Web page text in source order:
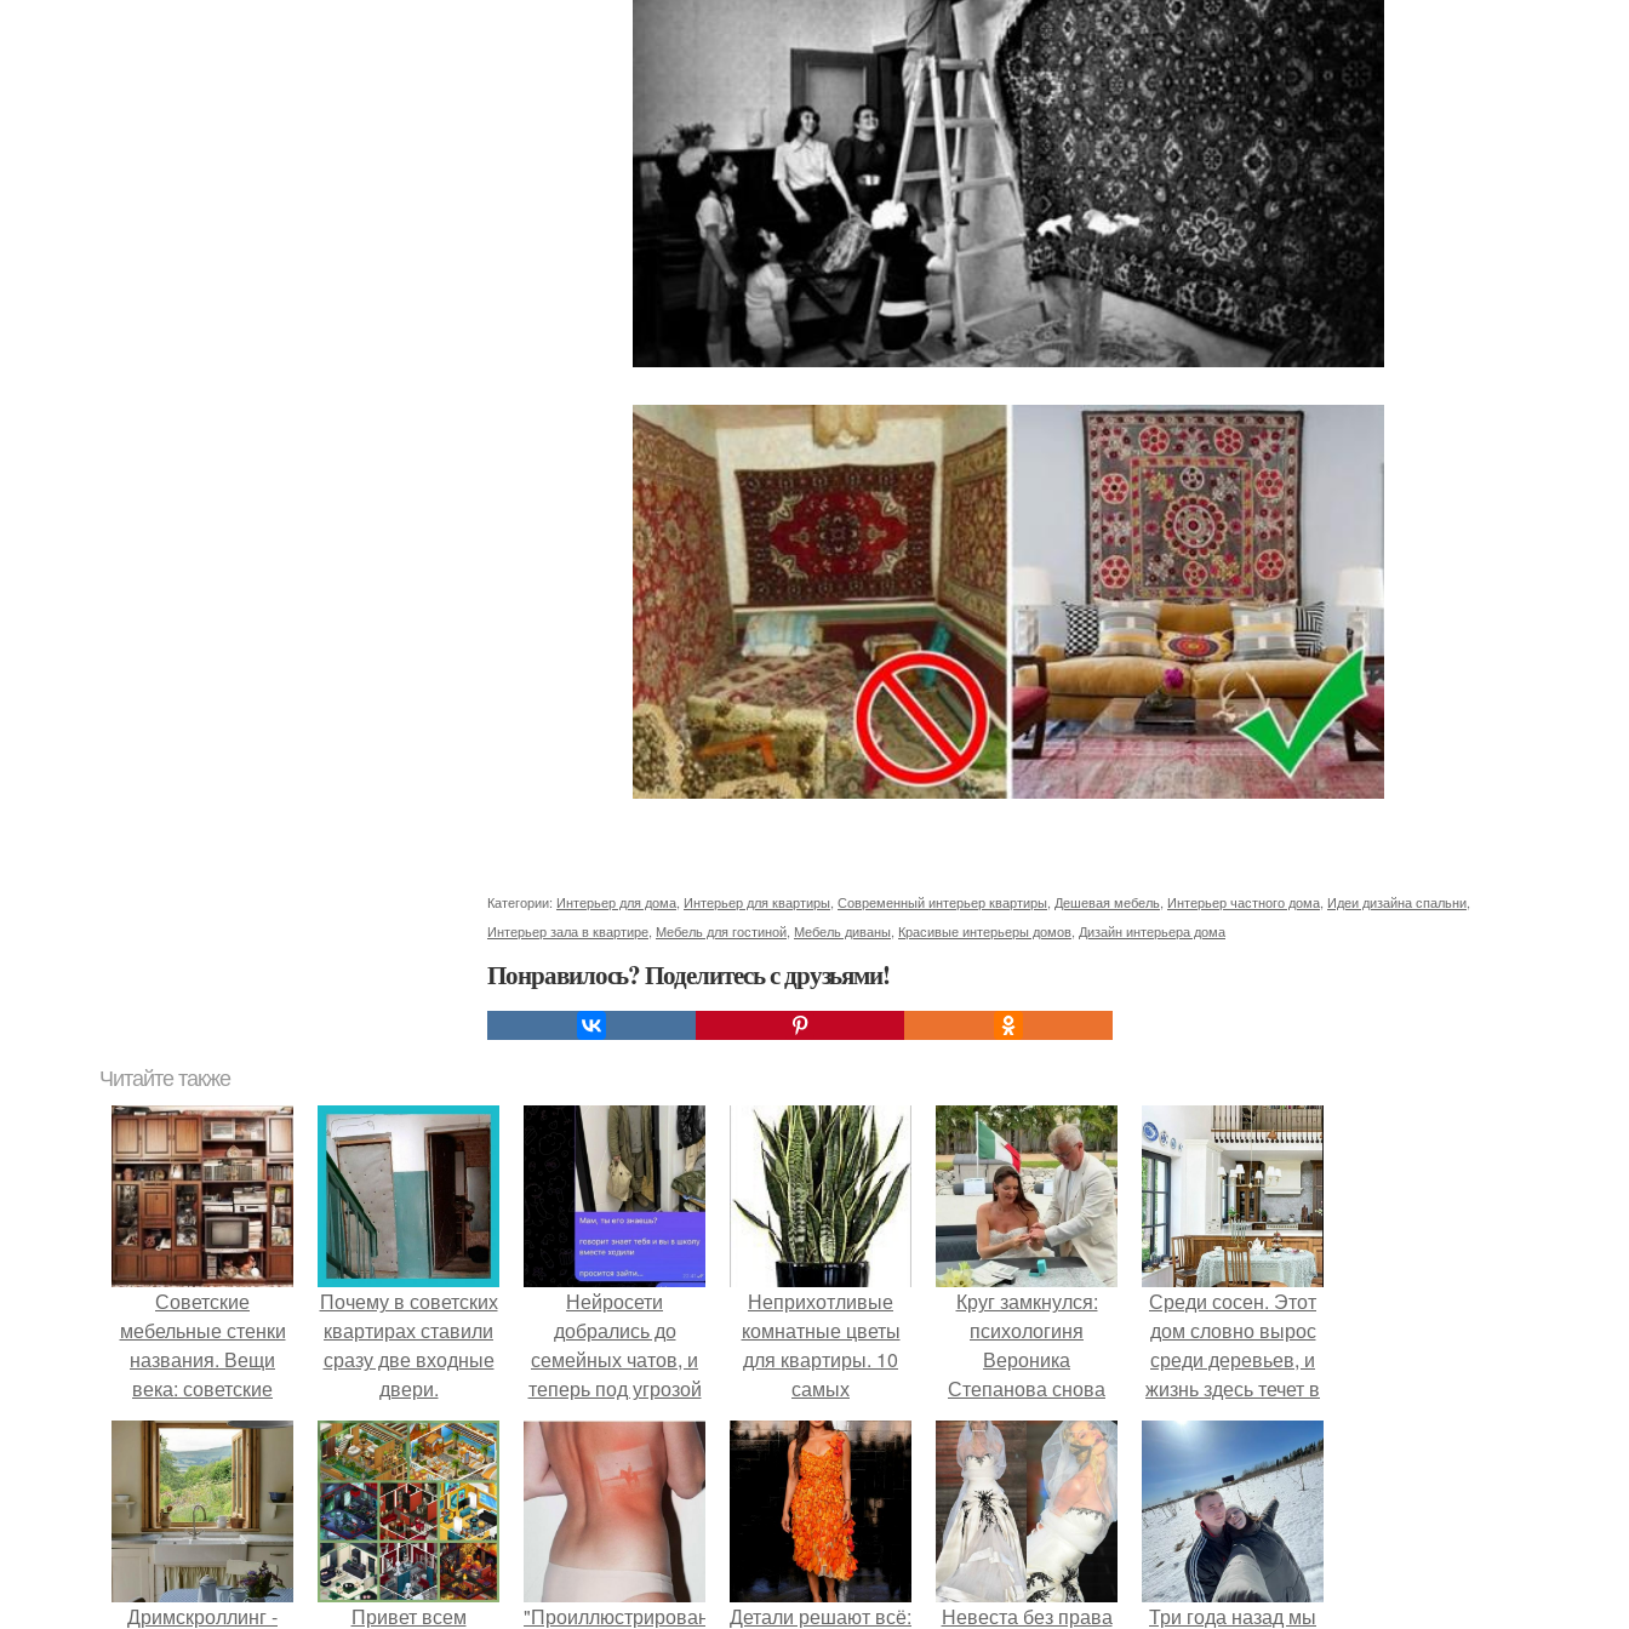
Категории: Интерьер для дома Интерьер для квартиры Современный интерьер квартиры Дешевая мебель Интерьер частного дома Идеи дизайна спальни
Интерьер зала в квартире Мебель для гостиной Мебель диваны Красивые интерьеры домов Дизайн интерьера дома
Понравилось? Поделитесь с друзьями!
Читайте также
Советские
мебельные стенки
названия. Вещи
века: советские
стенки 80-х.
Почему в советских
квартирах ставили
сразу две входные
двери.
Нейросети
добрались до
семейных чатов, и
теперь под угрозой
мамины нервы.
Неприхотливые
комнатные цветы
для квартиры. 10
самых
неприхотливых
комнатных
растений или цветы
для лентяя.
Круг замкнулся:
психологиня
Вероника
Степанова снова
вышла замуж за
собственного
бывшего мужа.
Среди сосен. Этот
дом словно вырос
среди деревьев, и
жизнь здесь течет в
собственном ритме
- спокойно, без
спешки и лишнего
шума.
Дримскроллинг - Привет всем "ПроиллюстрированныеДетали решают всё: Невеста без права Три года назад мы